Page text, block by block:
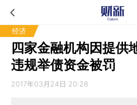
经济
四家金融机构因提供
违规举债资金被罚
2017年03月24日 20:28